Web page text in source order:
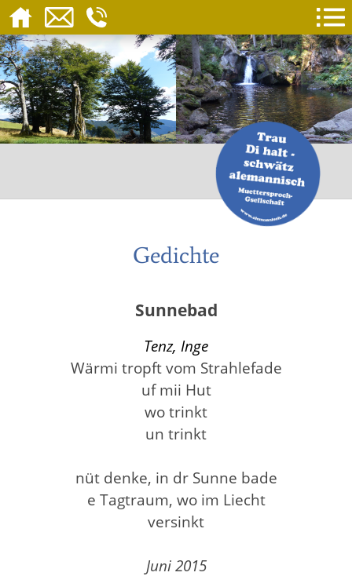
Gedichte
Sunnebad
Tenz, Inge
Wärmi tropft vom Strahlefade
uf mii Hut
wo trinkt
un trinkt
nüt denke, in dr Sunne bade
e Tagtraum, wo im Liecht
versinkt
Juni 2015